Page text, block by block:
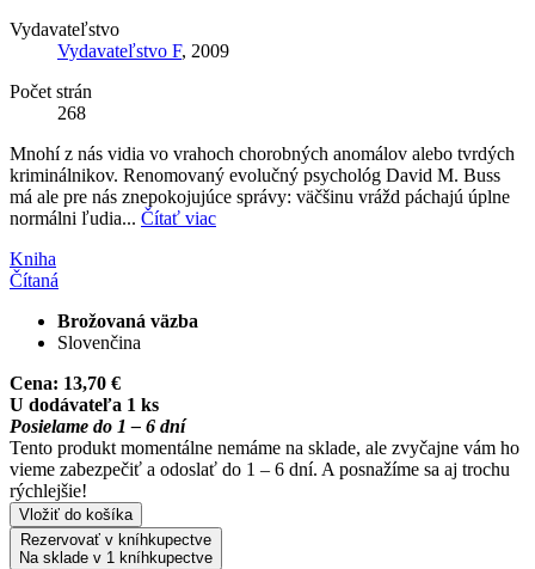
Vydavateľstvo
Vydavateľstvo F, 2009
Počet strán
268
Mnohí z nás vidia vo vrahoch chorobných anomálov alebo tvrdých
kriminálnikov. Renomovaný evolučný psychológ David M. Buss
má ale pre nás znepokojujúce správy: väčšinu vrážd páchajú úplne
normálni ľudia... Čítať viac
Kniha
Čítaná
Brožovaná väzba
Slovenčina
Cena: 13,70 €
U dodávateľa 1 ks
Posielame do 1 – 6 dní
Tento produkt momentálne nemáme na sklade, ale zvyčajne vám ho
vieme zabezpečiť a odoslať do 1 – 6 dní. A posnažíme sa aj trochu
rýchlejšie!
Vložiť do košíka
Rezervovať v kníhkupectve
Na sklade v 1 kníhkupectve